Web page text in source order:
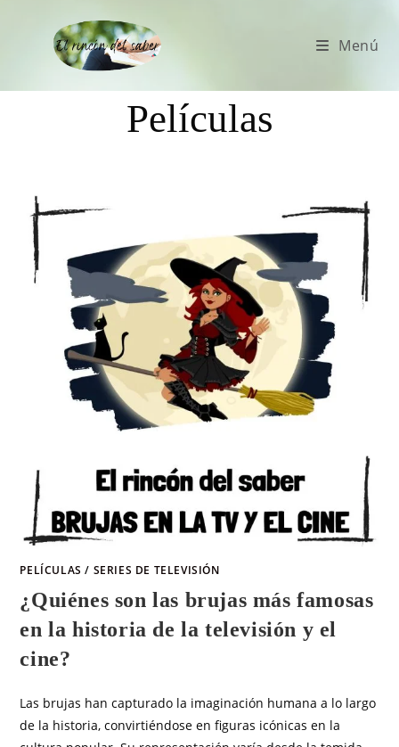
Menú
Películas
PELÍCULAS / SERIES DE TELEVISIÓN
¿Quiénes son las brujas más famosas
en la historia de la televisión y el
cine?
Las brujas han capturado la imaginación humana a lo largo
de la historia, convirtiéndose en figuras icónicas en la